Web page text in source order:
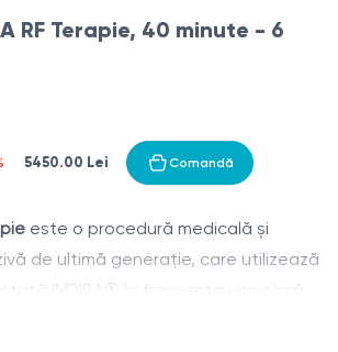
RF Terapie, 40 minute - 6
5450.00 Lei Comandă
este o procedură medicală și
de ultimă generație, care utilizează
INDIBA® la frecvența unipolară